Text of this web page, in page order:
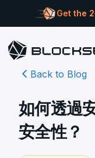
Get the
Back to Blog
如何透過
安全性？